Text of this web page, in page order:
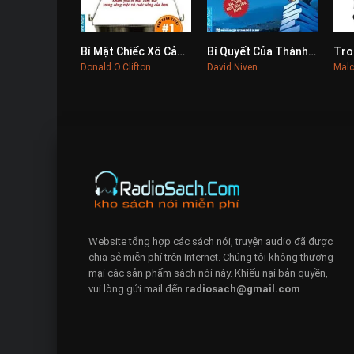
0
Bí Mật Chiếc Xô Cảm Xúc
Donald O.Clifton
0Bí Quyết Của Thành Công
David Niven
Website tổng hợp các sách nói, truyện audio đã được
chia sẻ miễn phí trên Internet. Chúng tôi không thương
mại các sản phẩm sách nói này. Khiếu nại bản quyền,
vui lòng gửi mail đến radiosach@gmail.com.